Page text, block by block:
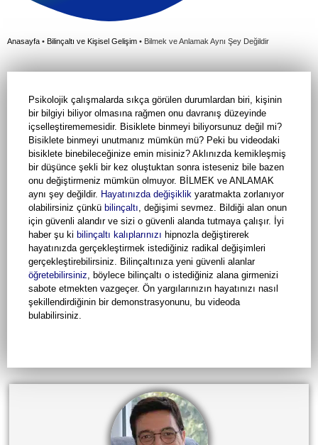
Anasayfa • Bilinçaltı ve Kişisel Gelişim • Bilmek ve Anlamak Aynı Şey Değildir
Psikolojik çalışmalarda sıkça görülen durumlardan biri, kişinin
bir bilgiyi biliyor olmasına rağmen onu davranış düzeyinde
içselleştirememesidir. Bisiklete binmeyi biliyorsunuz değil mi?
Bisiklete binmeyi unutmanız mümkün mü? Peki bu videodaki
bisiklete binebileceğinize emin misiniz? Aklınızda kemikleşmiş
bir düşünce şekli bir kez oluştuktan sonra isteseniz bile bazen
onu değiştirmeniz mümkün olmuyor. BİLMEK ve ANLAMAK
aynı şey değildir. Hayatınızda değişiklik yaratmakta zorlanıyor
olabilirsiniz çünkü bilinçaltı , değişimi sevmez. Bildiği alan onun
için güvenli alandır ve sizi o güvenli alanda tutmaya çalışır. İyi
haber şu ki bilinçaltı kalıplarınızı hipnozla değiştirerek
hayatınızda gerçekleştirmek istediğiniz radikal değişimleri
gerçekleştirebilirsiniz. Bilinçaltınıza yeni güvenli alanlar
öğretebilirsiniz , böylece bilinçaltı o istediğiniz alana girmenizi
sabote etmekten vazgeçer. Ön yargılarınızın hayatınızı nasıl
şekillendirdiğinin bir demonstrasyonunu, bu videoda
bulabilirsiniz.